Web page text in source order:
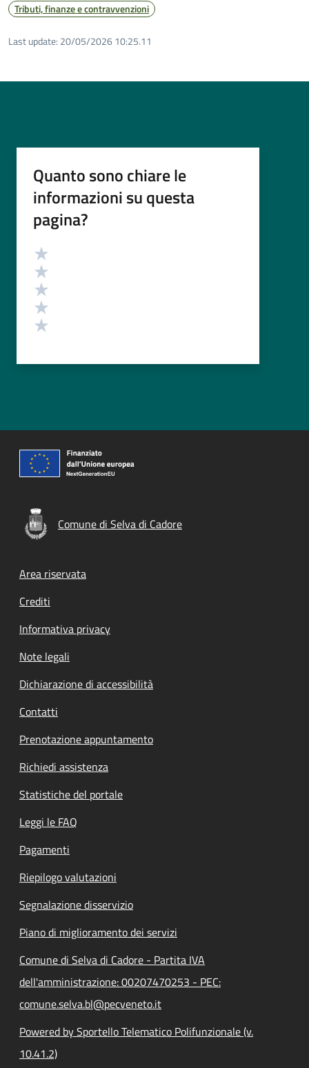
Tributi, finanze e contravvenzioni
Last update: 20/05/2026 10:25.11
Quanto sono chiare le
informazioni su questa
pagina?
Valutazione
Comune di Selva di Cadore
Footer menu
Area riservata
Crediti
Informativa privacy
Note legali
Dichiarazione di accessibilità
Contatti
Prenotazione appuntamento
Richiedi assistenza
Statistiche del portale
Leggi le FAQ
Pagamenti
Riepilogo valutazioni
Segnalazione disservizio
Piano di miglioramento dei servizi
Comune di Selva di Cadore - Partita IVA
dell'amministrazione: 00207470253 - PEC:
comune.selva.bl@pecveneto.it
Powered by Sportello Telematico Polifunzionale (v.
10.41.2)